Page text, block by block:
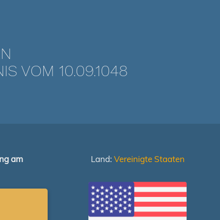
VOM 10.09.1048
am
Land: Vereinigte Staaten